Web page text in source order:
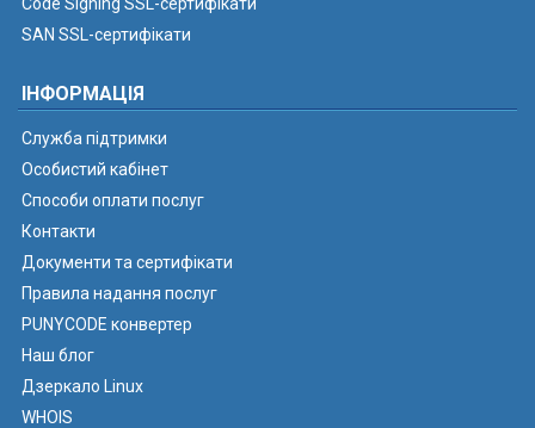
SAN SSL-сертифікати
ІНФОРМАЦІЯ
Служба підтримки
Особистий кабінет
Способи оплати послуг
Контакти
Документи та сертифікати
Правила надання послуг
PUNYCODE конвертер
Наш блог
Дзеркало Linux
WHOIS